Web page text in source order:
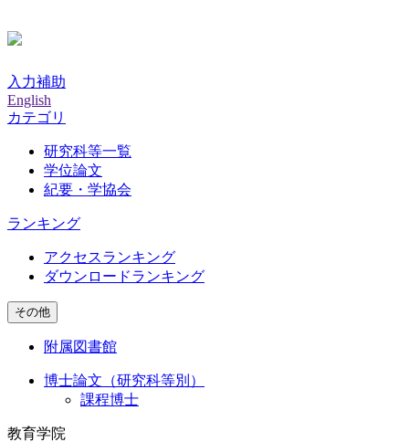
入力補助
English
カテゴリ
研究科等一覧
学位論文
紀要・学協会
ランキング
アクセスランキング
ダウンロードランキング
その他
附属図書館
博士論文（研究科等別）
課程博士
教育学院